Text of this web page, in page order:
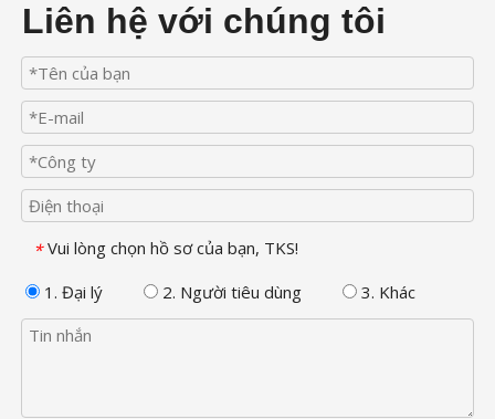
Liên hệ với chúng tôi
* Vui lòng chọn hồ sơ của bạn, TKS!
1. Đại lý
2. Người tiêu dùng 3. Khác